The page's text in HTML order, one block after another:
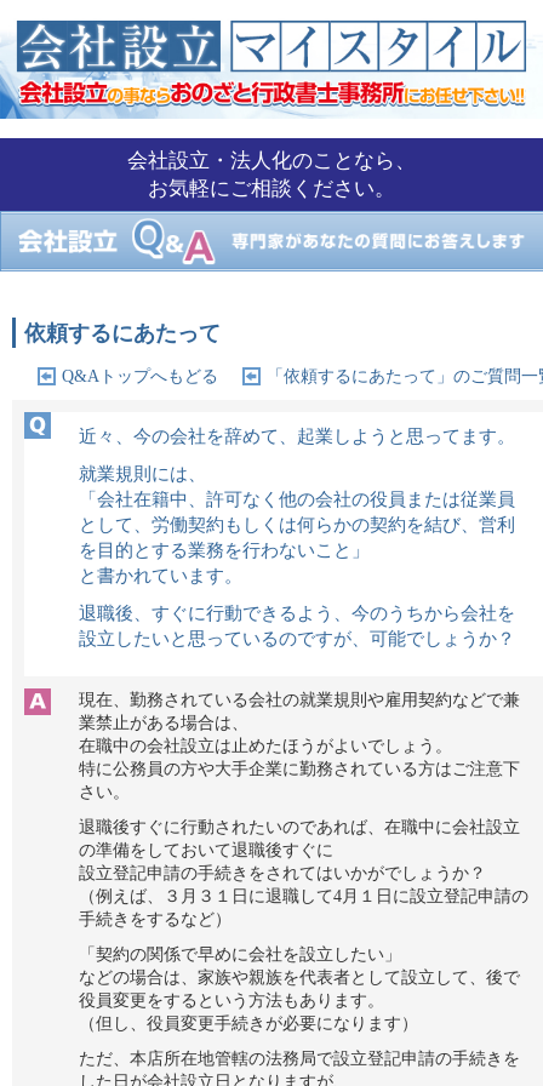
会社設立・法人化のことなら、
お気軽にご相談ください。
依頼するにあたって
Q&Aトップへもどる 「依頼するにあたって」のご質問一
近々、今の会社を辞めて、起業しようと思ってます。
就業規則には、
「会社在籍中、許可なく他の会社の役員または従業員
として、労働契約もしくは何らかの契約を結び、営利
を目的とする業務を行わないこと」
と書かれています。
退職後、すぐに行動できるよう、今のうちから会社を
設立したいと思っているのですが、可能でしょうか？
現在、勤務されている会社の就業規則や雇用契約などで兼
業禁止がある場合は、
在職中の会社設立は止めたほうがよいでしょう。
特に公務員の方や大手企業に勤務されている方はご注意下
さい。
退職後すぐに行動されたいのであれば、在職中に会社設立
の準備をしておいて退職後すぐに
設立登記申請の手続きをされてはいかがでしょうか？
（例えば、３月３１日に退職して4月１日に設立登記申請の
手続きをするなど）
「契約の関係で早めに会社を設立したい」
などの場合は、家族や親族を代表者として設立して、後で
役員変更をするという方法もあります。
（但し、役員変更手続きが必要になります）
ただ、本店所在地管轄の法務局で設立登記申請の手続きを
した日が会社設立日となりますが、